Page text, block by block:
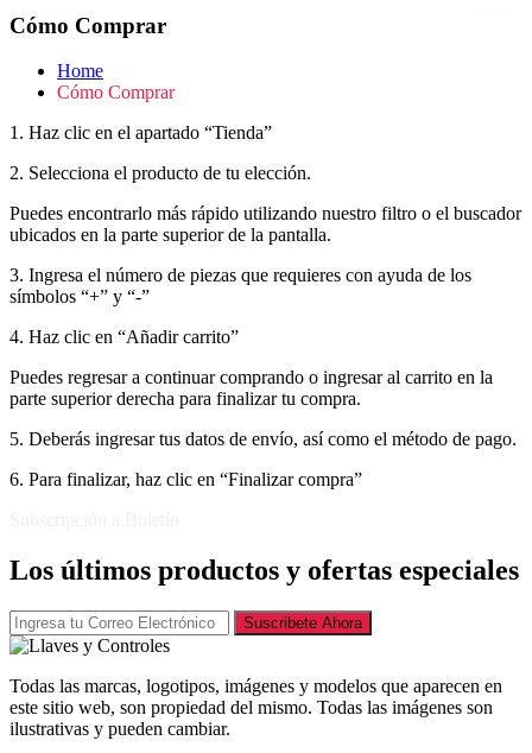
Cómo Comprar
Home
Cómo Comprar
1. Haz clic en el apartado “Tienda”
2. Selecciona el producto de tu elección.
Puedes encontrarlo más rápido utilizando nuestro filtro o el buscador
ubicados en la parte superior de la pantalla.
3. Ingresa el número de piezas que requieres con ayuda de los
símbolos “+” y “-”
4. Haz clic en “Añadir carrito”
Puedes regresar a continuar comprando o ingresar al carrito en la
parte superior derecha para finalizar tu compra.
5. Deberás ingresar tus datos de envío, así como el método de pago.
6. Para finalizar, haz clic en “Finalizar compra”
Los últimos productos y ofertas especiales
Suscribete Ahora
Todas las marcas, logotipos, imágenes y modelos que aparecen en
este sitio web, son propiedad del mismo. Todas las imágenes son
ilustrativas y pueden cambiar.